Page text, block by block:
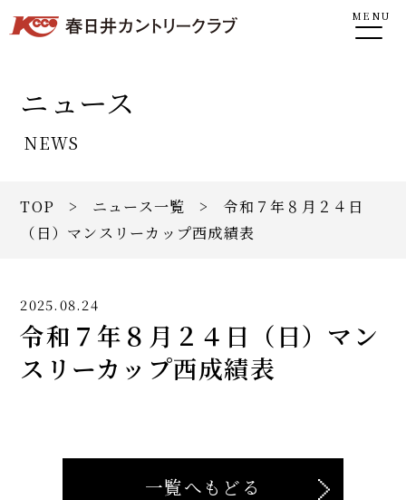
MENU
ニュース
NEWS
TOP > ニュース一覧 > 令和７年８月２４日
（日）マンスリーカップ西成績表
2025.08.24
令和７年８月２４日（日）マン
スリーカップ西成績表
一覧へもどる